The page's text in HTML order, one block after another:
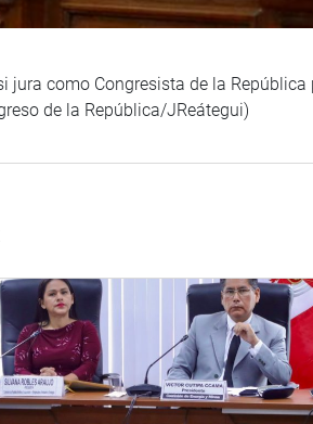
jura como Congresista de la
de la República/JReátegui)